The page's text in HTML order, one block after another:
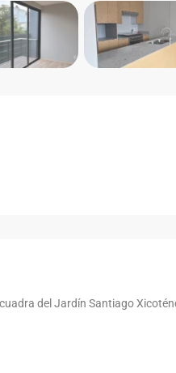
del Jardín Santiago